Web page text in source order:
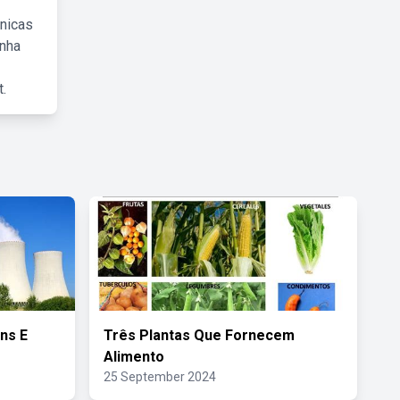
E
Três Plantas Que Fornecem
Alimento
25 September 2024